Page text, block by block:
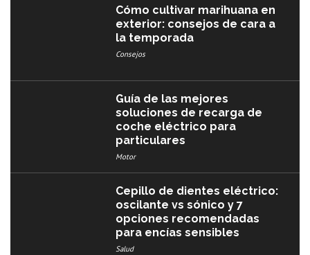
Cómo cultivar marihuana en
exterior: consejos de cara a
la temporada
Consejos
Guía de las mejores
soluciones de recarga de
coche eléctrico para
particulares
Motor
Cepillo de dientes eléctrico:
oscilante vs sónico y 7
opciones recomendadas
para encías sensibles
Salud